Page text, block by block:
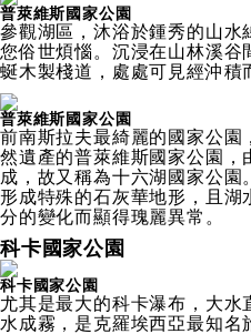
普萊維斯國家公園
參觀湖區，沐浴於鍾秀的山水
您俗世煩惱。沉浸在山林溪谷
蜒木製棧道，處處可見經沖積
普萊維斯國家公園
前南斯拉夫最綺麗的國家公園
然遺產的普萊維斯國家公園，
成，故又稱為十六湖國家公
形成特殊的石灰華地形，且湖
分的變化而顯得瑰麗異常。
科卡國家公園
科卡國家公園
尤其是最大的科卡瀑布，大
水成霧，是克羅埃西亞最知名